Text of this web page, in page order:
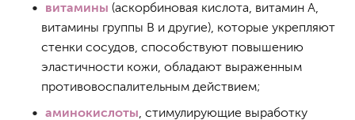
витамины (аскорбиновая кислота, витамин А,
витамины группы В и другие), которые укрепляют
стенки сосудов, способствуют повышению
эластичности кожи, обладают выраженным
противовоспалительным действием;
аминокислоты , стимулирующие выработку